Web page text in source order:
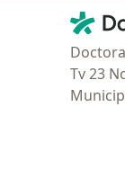
Doctoralia
Tv 23